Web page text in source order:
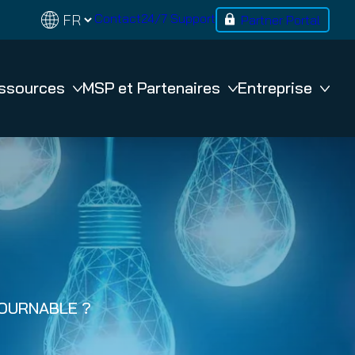
Contact24/7 Support Partner Portal
365 Total Backup
VM Backup
MSP et Partenaires Entreprise
?